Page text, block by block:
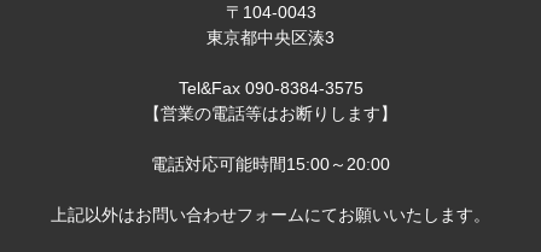
〒104-0043
東京都中央区湊3
Tel&Fax 090-8384-3575
【営業の電話等はお断りします】
電話対応可能時間15:00～20:00
上記以外はお問い合わせフォームにてお願いいたします。